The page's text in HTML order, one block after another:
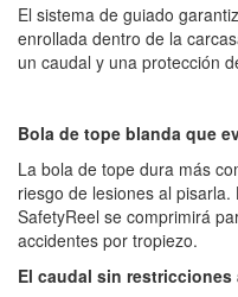
El sistema de guiado
enrollada dentro de la
un caudal y una protección
Bola de tope blanda que
La bola de tope dura más
riesgo de lesiones al
SafetyReel se comprimirá
accidentes por tropiezo.
El caudal sin restricciones